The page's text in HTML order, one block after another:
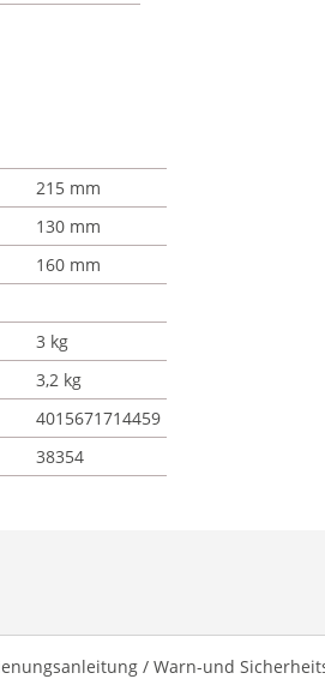
215 mm
130 mm
160 mm
3 kg
3,2 kg
4015671714459
38354
/ Warn-und